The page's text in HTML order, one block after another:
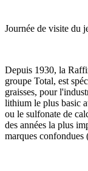
Journée de visite du
Depuis 1930, la
groupe Total, est
graisses, pour
lithium le plus basic
ou le sulfonate de
des années la plus
marques